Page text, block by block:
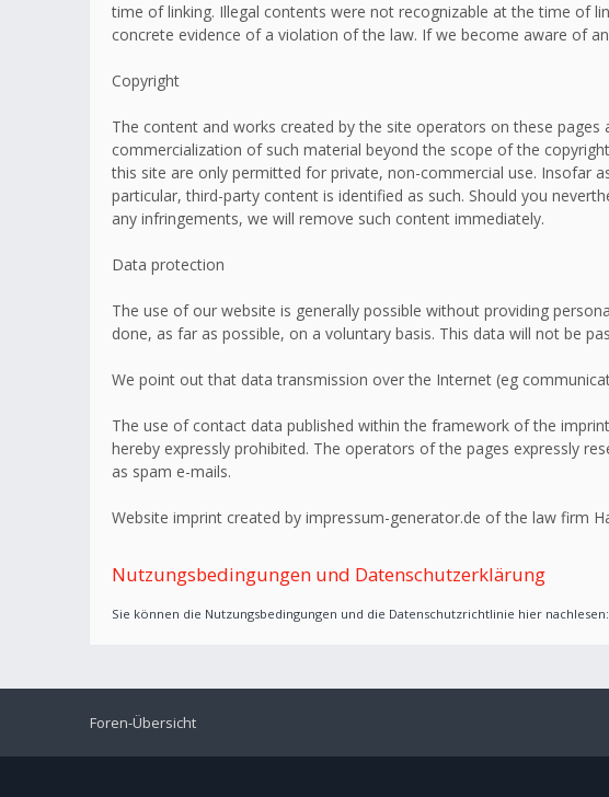
time of linking. Illegal contents were not recognizable at the time of
concrete evidence of a violation of the law. If we become aware of
Copyright
The content and works created by the site operators on these
commercialization of such material beyond the scope of the
this site are only permitted for private, non-commercial use. Insofar
particular, third-party content is identified as such. Should you
any infringements, we will remove such content immediately.
Data protection
The use of our website is generally possible without providing
done, as far as possible, on a voluntary basis. This data will not be
We point out that data transmission over the Internet (eg
The use of contact data published within the framework of the
hereby expressly prohibited. The operators of the pages expressly
as spam e-mails.
Website imprint created by impressum-generator.de of the law firm
Nutzungsbedingungen und Datenschutzerklärung
Sie können die Nutzungsbedingungen und die Datenschutzrichtlinie hier nachlesen:
Foren-Übersicht